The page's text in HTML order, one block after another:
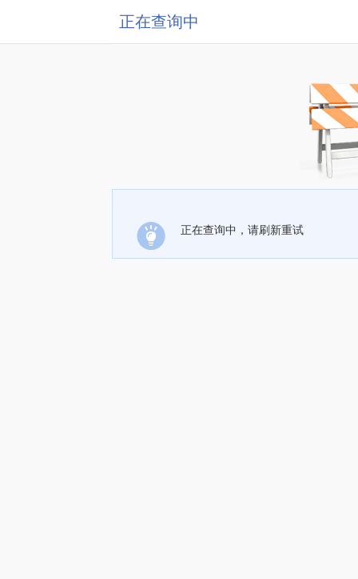
正在查询中
正在查询中，请刷新重试